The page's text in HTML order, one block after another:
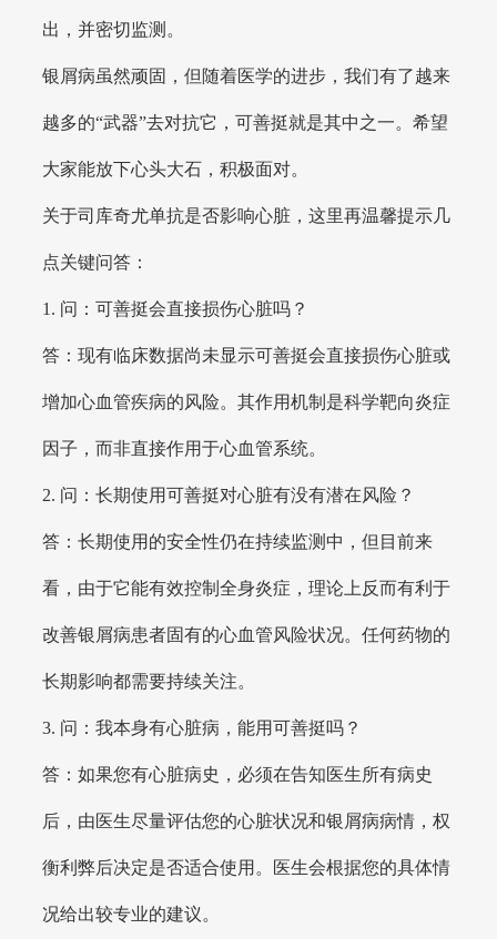
出，并密切监测。
银屑病虽然顽固，但随着医学的进步，我们有了越来
越多的“武器”去对抗它，可善挺就是其中之一。希望
大家能放下心头大石，积极面对。
关于司库奇尤单抗是否影响心脏，这里再温馨提示几
点关键问答：
1. 问：可善挺会直接损伤心脏吗？
答：现有临床数据尚未显示可善挺会直接损伤心脏或
增加心血管疾病的风险。其作用机制是科学靶向炎症
因子，而非直接作用于心血管系统。
2. 问：长期使用可善挺对心脏有没有潜在风险？
答：长期使用的安全性仍在持续监测中，但目前来
看，由于它能有效控制全身炎症，理论上反而有利于
改善银屑病患者固有的心血管风险状况。任何药物的
长期影响都需要持续关注。
3. 问：我本身有心脏病，能用可善挺吗？
答：如果您有心脏病史，必须在告知医生所有病史
后，由医生尽量评估您的心脏状况和银屑病病情，权
衡利弊后决定是否适合使用。医生会根据您的具体情
况给出较专业的建议。